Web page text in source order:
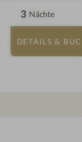
3 Nächte
DETAILS &